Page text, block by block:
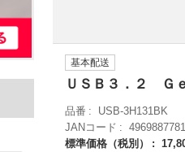
基本配送
ＵＳＢ３．２ Ｇ
品番
USB-3H131BK
JANコード
標準価格（税別）